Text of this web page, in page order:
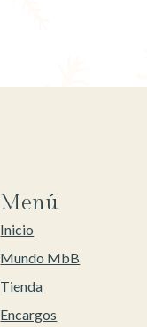
Menú
Inicio
Mundo MbB
Tienda
Encargos